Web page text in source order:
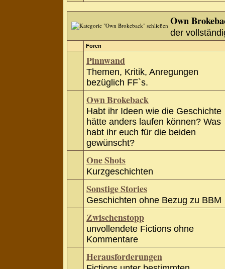
Own
der
Foren
Pinnwand
Themen, Kritik, Anregungen
bezüglich FF`s.
Own Brokeback
Habt ihr Ideen wie die Geschichte
hätte anders laufen können? Was
habt ihr euch für die beiden
gewünscht?
One Shots
Kurzgeschichten
Sonstige Stories
Geschichten ohne Bezug zu BBM
Zwischenstopp
unvollendete Fictions ohne
Kommentare
Herausforderungen